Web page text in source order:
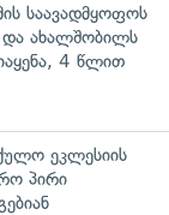
საავადმყოფოს
და ახალშობილს
4 წლით
ეკლესიის
პირი